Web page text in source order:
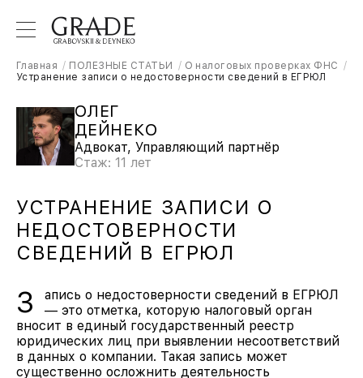
Главная ПОЛЕЗНЫЕ СТАТЬИ
О налоговых проверках ФНС
Устранение записи о недостоверности сведений в ЕГРЮЛ
ОЛЕГ
ДЕЙНЕКО
Адвокат, Управляющий партнёр
Стаж: 11 лет
УСТРАНЕНИЕ ЗАПИСИ О
НЕДОСТОВЕРНОСТИ
СВЕДЕНИЙ В ЕГРЮЛ
З
апись о недостоверности сведений в ЕГРЮЛ
— это отметка, которую налоговый орган
вносит в единый государственный реестр
юридических лиц при выявлении несоответствий
в данных о компании. Такая запись может
существенно осложнить деятельность